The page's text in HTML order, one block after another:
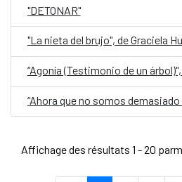
"DETONAR"
“Ahora que no somos
Affichage des résultats 1 - 20